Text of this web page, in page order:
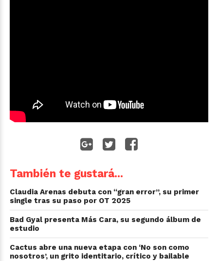
También te gustará...
Claudia Arenas debuta con “gran error”, su primer
single tras su paso por OT 2025
Bad Gyal presenta Más Cara, su segundo álbum de
estudio
Cactus abre una nueva etapa con ‘No son como
nosotros’, un grito identitario, crítico y bailable